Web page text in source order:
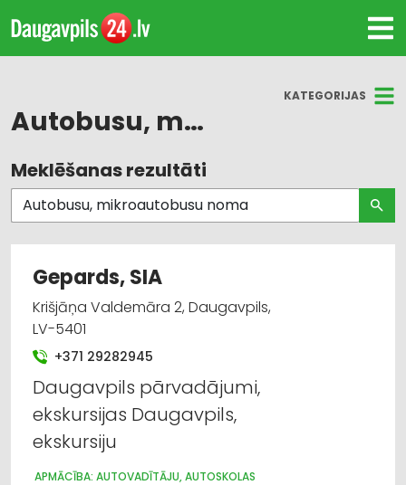
KATEGORIJAS
Autobusu, mikroautobusu noma
Visas nozares
Autotransports
Pasažieru pārvadājumi
Noma
Auto rezerves daļu tirdzniecība
Dzinēji, motori, to remonts
Meklēšanas rezultāti
Gepards, SIA
Krišjāņa Valdemāra 2, Daugavpils,
LV-5401
+371 29282945
Daugavpils pārvadājumi,
ekskursijas Daugavpils,
ekskursiju
APMĀCĪBA: AUTOVADĪTĀJU, AUTOSKOLAS